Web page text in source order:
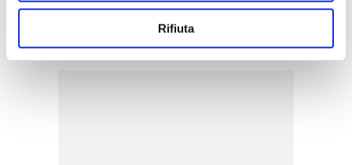
Rifiuta
RITUENA | MAGIA DI PERSIA
BATH FOAM